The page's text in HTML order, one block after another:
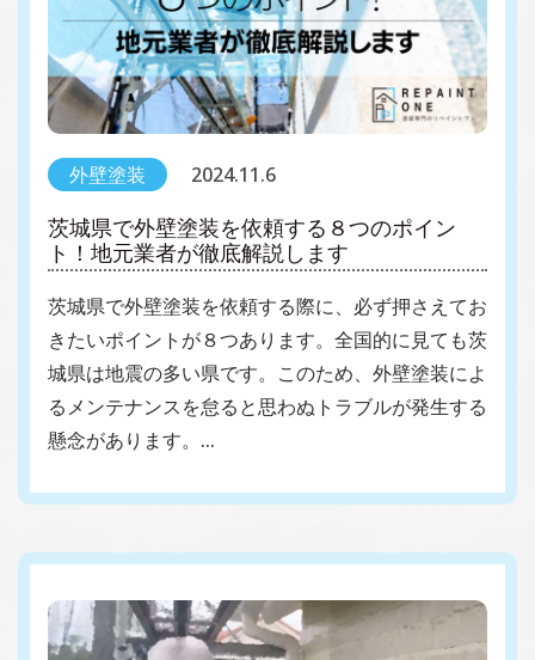
外壁塗装 2024.11.6
茨城県で外壁塗装を依頼する８つのポイン
ト！地元業者が徹底解説します
茨城県で外壁塗装を依頼する際に、必ず押さえてお
きたいポイントが８つあります。全国的に見ても茨
城県は地震の多い県です。このため、外壁塗装によ
るメンテナンスを怠ると思わぬトラブルが発生する
懸念があります。…